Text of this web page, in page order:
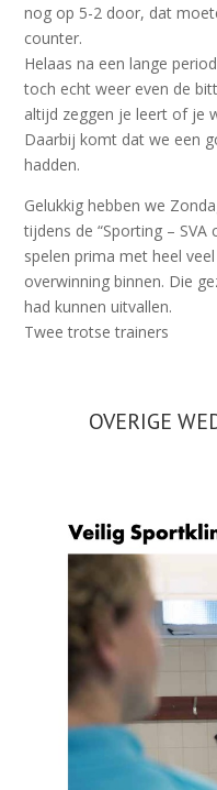
nog op 5-2 door, dat
counter.
Helaas na een lange
toch echt weer even de
altijd zeggen je leert of je
Daarbij komt dat we een
hadden.
Gelukkig hebben we
tijdens de “Sporting –
spelen prima met heel
overwinning binnen. Die
had kunnen uitvallen.
Twee trotse trainers
OVERIGE